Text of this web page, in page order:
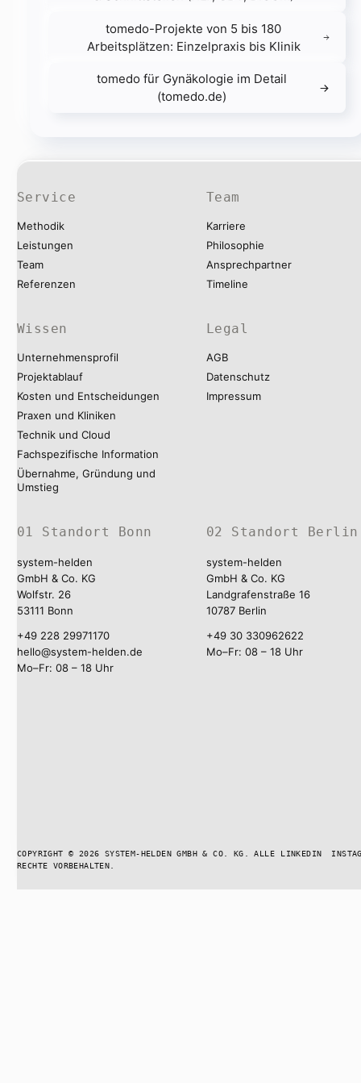
tomedo-Projekte von 5 bis 180
Arbeitsplätzen: Einzelpraxis bis Klinik
tomedo für Gynäkologie im Detail
(tomedo.de)
Service
Methodik
Leistungen
Team
Referenzen
Team
Karriere
Philosophie
Ansprechpartner
Timeline
Wissen
Unternehmensprofil
Projektablauf
Kosten und Entscheidungen
Praxen und Kliniken
Technik und Cloud
Fachspezifische Information
Übernahme, Gründung und
Umstieg
Legal
AGB
Datenschutz
Impressum
01 Standort Bonn
system-helden
GmbH & Co. KG
Wolfstr. 26
53111 Bonn
+49 228 29971170
hello@system-helden.de
Mo–Fr: 08 – 18 Uhr
02 Standort Berlin
system-helden
GmbH & Co. KG
Landgrafenstraße 16
10787 Berlin
+49 30 330962622
Mo–Fr: 08 – 18 Uhr
COPYRIGHT © 2026 SYSTEM-HELDEN GMBH & CO. KG. ALLE
RECHTE VORBEHALTEN.
LINKEDIN